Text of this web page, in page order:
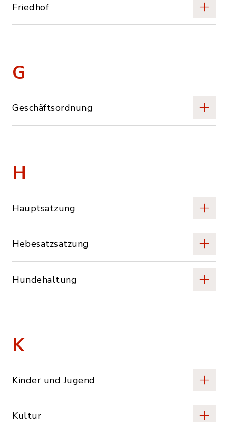
Friedhof
G
Geschäftsordnung
H
Hauptsatzung
Hebesatzsatzung
Hundehaltung
K
Kinder und Jugend
Kultur